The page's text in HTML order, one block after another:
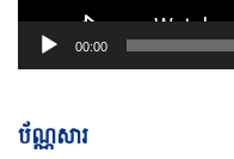
00:00
ប័ណ្ណសារ